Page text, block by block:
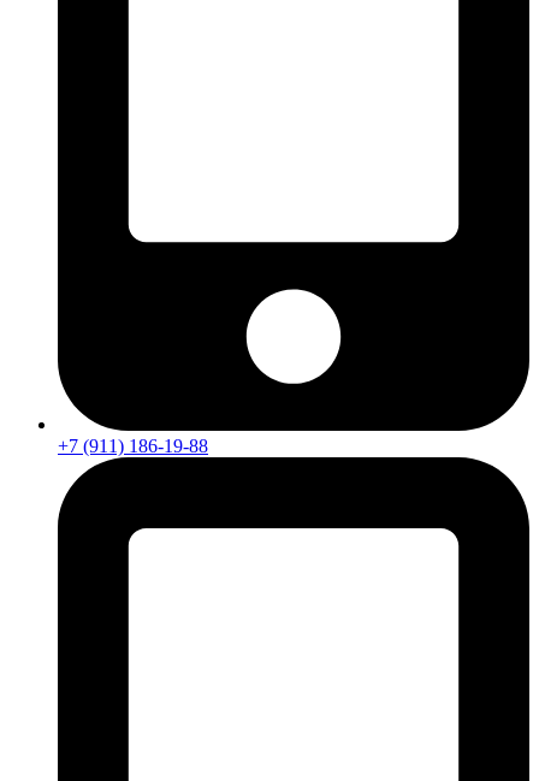
+7 (911) 186-19-88